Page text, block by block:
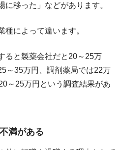
移った」などがあります。
種によって違います。
ると製薬会社だと20～25万
～35万円、調剤薬局では22万
～25万円という調査結果があ
満がある